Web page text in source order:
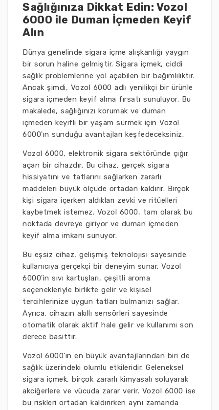
Sağlığınıza Dikkat Edin: Vozol
6000 ile Duman İçmeden Keyif
Alın
Dünya genelinde sigara içme alışkanlığı yaygın
bir sorun haline gelmiştir. Sigara içmek, ciddi
sağlık problemlerine yol açabilen bir bağımlılıktır.
Ancak şimdi, Vozol 6000 adlı yenilikçi bir ürünle
sigara içmeden keyif alma fırsatı sunuluyor. Bu
makalede, sağlığınızı korumak ve duman
içmeden keyifli bir yaşam sürmek için Vozol
6000'ın sunduğu avantajları keşfedeceksiniz.
Vozol 6000, elektronik sigara sektöründe çığır
açan bir cihazdır. Bu cihaz, gerçek sigara
hissiyatını ve tatlarını sağlarken zararlı
maddeleri büyük ölçüde ortadan kaldırır. Birçok
kişi sigara içerken aldıkları zevki ve ritüelleri
kaybetmek istemez. Vozol 6000, tam olarak bu
noktada devreye giriyor ve duman içmeden
keyif alma imkanı sunuyor.
Bu eşsiz cihaz, gelişmiş teknolojisi sayesinde
kullanıcıya gerçekçi bir deneyim sunar. Vozol
6000'in sıvı kartuşları, çeşitli aroma
seçenekleriyle birlikte gelir ve kişisel
tercihlerinize uygun tatları bulmanızı sağlar.
Ayrıca, cihazın akıllı sensörleri sayesinde
otomatik olarak aktif hale gelir ve kullanımı son
derece basittir.
Vozol 6000'ın en büyük avantajlarından biri de
sağlık üzerindeki olumlu etkileridir. Geleneksel
sigara içmek, birçok zararlı kimyasalı soluyarak
akciğerlere ve vücuda zarar verir. Vozol 6000 ise
bu riskleri ortadan kaldırırken aynı zamanda